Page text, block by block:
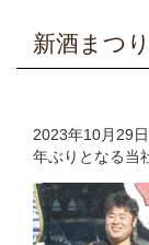
新酒まつ
2023年10月29
年ぶりとなる当